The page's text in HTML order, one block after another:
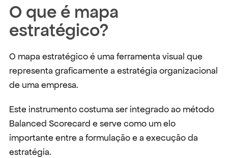
O que é mapa
estratégico?
O mapa estratégico é uma ferramenta visual que
representa graficamente a estratégia organizacional
de uma empresa.
Este instrumento costuma ser integrado ao método
Balanced Scorecard e serve como um elo
importante entre a formulação e a execução da
estratégia.